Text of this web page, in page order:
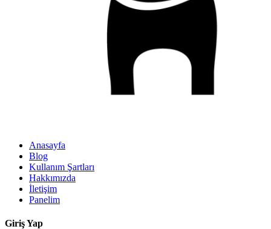
Anasayfa
Blog
Kullanım Şartları
Hakkımızda
İletişim
Panelim
Giriş Yap